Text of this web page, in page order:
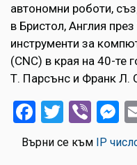
автономни роботи,
в Бристол, Англия
инструменти за
(CNC) в края на 40-те
Т. Парсънс и Франк Л.
Facebook
Twitter
Върни се към
IP